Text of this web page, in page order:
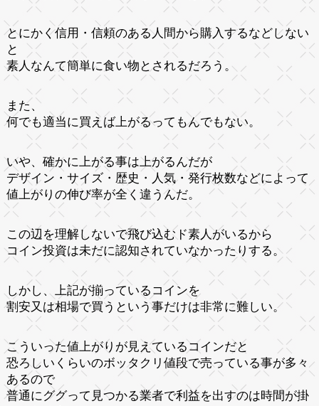
とにかく信用・信頼のある人間から購入するなどしない
と
素人なんて簡単に食い物とされるだろう。
また、
何でも適当に買えば上がるってもんでもない。
いや、確かに上がる事は上がるんだが
デザイン・サイズ・歴史・人気・発行枚数などによって
値上がりの伸び率が全く違うんだ。
この辺を理解しないで飛び込むド素人がいるから
コイン投資は未だに認知されていなかったりする。
しかし、上記が揃っているコインを
割安又は相場で買うという事だけは非常に難しい。
こういった値上がりが見えているコインだと
恐ろしいくらいのボッタクリ値段で売っている事が多々
あるので
普通にググって見つかる業者で利益を出すのは時間が掛